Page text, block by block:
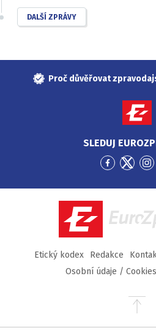
DALŠÍ ZPRÁVY
Proč důvěřovat
SLEDUJ
Přejít
Facebook
Přejít
Etický kodex Redakce
Osobní údaje / Cookies
Přejít
stránky